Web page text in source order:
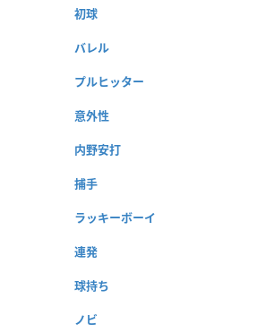
初球
バレル
プルヒッター
意外性
内野安打
捕手
ラッキーボーイ
連発
球持ち
ノビ